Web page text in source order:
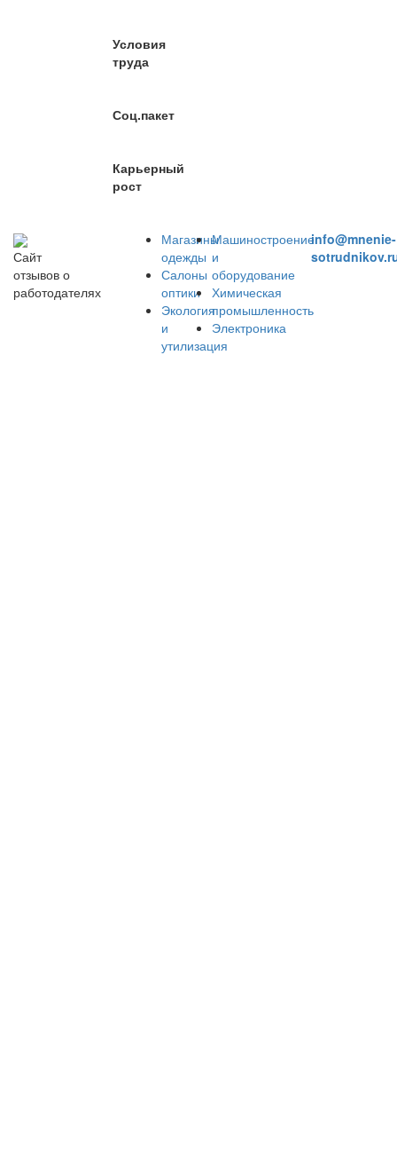
Условия
труда
Соц.пакет
Карьерный
рост
Сайт
отзывов о
работодателях
Магазины
одежды
Салоны
оптики
Экология
и
утилизация
Машиностроение
и
оборудование
Химическая
промышленность
Электроника
info@mnenie-